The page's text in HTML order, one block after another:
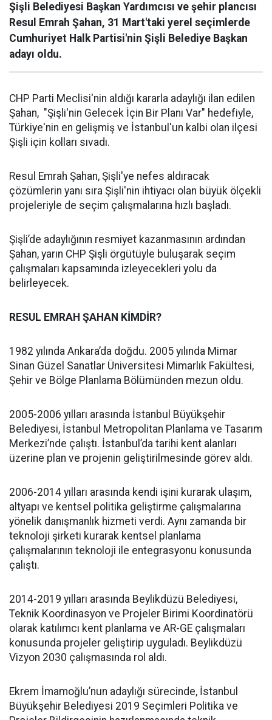
Şişli Belediyesi Başkan Yardımcısı ve şehir plancısı
Resul Emrah Şahan, 31 Mart'taki yerel seçimlerde
Cumhuriyet Halk Partisi'nin Şişli Belediye Başkan
adayı oldu.
CHP Parti Meclisi'nin aldığı kararla adaylığı ilan edilen
Şahan, "Şişli'nin Gelecek İçin Bir Planı Var" hedefiyle,
Türkiye'nin en gelişmiş ve İstanbul'un kalbi olan ilçesi
Şişli için kolları sıvadı.
Resul Emrah Şahan, Şişli'ye nefes aldıracak
çözümlerin yanı sıra Şişli'nin ihtiyacı olan büyük ölçekli
projeleriyle de seçim çalışmalarına hızlı başladı.
Şişli’de adaylığının resmiyet kazanmasının ardından
Şahan, yarın CHP Şişli örgütüyle buluşarak seçim
çalışmaları kapsamında izleyecekleri yolu da
belirleyecek.
RESUL EMRAH ŞAHAN KİMDİR?
1982 yılında Ankara’da doğdu. 2005 yılında Mimar
Sinan Güzel Sanatlar Üniversitesi Mimarlık Fakültesi,
Şehir ve Bölge Planlama Bölümünden mezun oldu.
2005-2006 yılları arasında İstanbul Büyükşehir
Belediyesi, İstanbul Metropolitan Planlama ve Tasarım
Merkezi’nde çalıştı. İstanbul’da tarihi kent alanları
üzerine plan ve projenin geliştirilmesinde görev aldı.
2006-2014 yılları arasında kendi işini kurarak ulaşım,
altyapı ve kentsel politika geliştirme çalışmalarına
yönelik danışmanlık hizmeti verdi. Aynı zamanda bir
teknoloji şirketi kurarak kentsel planlama
çalışmalarının teknoloji ile entegrasyonu konusunda
çalıştı.
2014-2019 yılları arasında Beylikdüzü Belediyesi,
Teknik Koordinasyon ve Projeler Birimi Koordinatörü
olarak katılımcı kent planlama ve AR-GE çalışmaları
konusunda projeler geliştirip uyguladı. Beylikdüzü
Vizyon 2030 çalışmasında rol aldı.
Ekrem İmamoğlu’nun adaylığı sürecinde, İstanbul
Büyükşehir Belediyesi 2019 Seçimleri Politika ve